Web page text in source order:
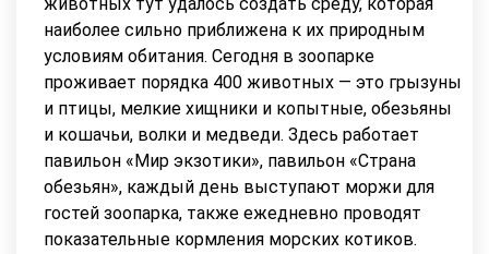
наиболее сильно приближена к их природным
условиям обитания. Сегодня в зоопарке
проживает порядка 400 животных — это грызуны
и птицы, мелкие хищники и копытные, обезьяны
и кошачьи, волки и медведи. Здесь работает
павильон «Мир экзотики», павильон «Страна
обезьян», каждый день выступают моржи для
гостей зоопарка, также ежедневно проводят
показательные кормления морских котиков.